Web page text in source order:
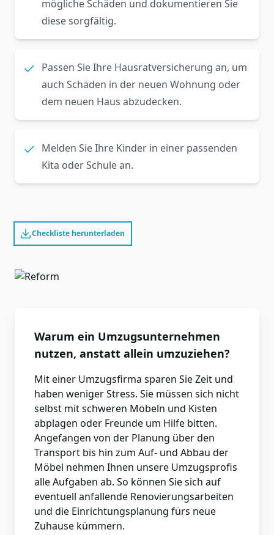
mögliche Schäden und dokumentieren Sie
diese sorgfältig.
Passen Sie Ihre Hausratversicherung an, um
auch Schäden in der neuen Wohnung oder
dem neuen Haus abzudecken.
Melden Sie Ihre Kinder in einer passenden
Kita oder Schule an.
Checkliste herunterladen
Warum ein Umzugsunternehmen
nutzen, anstatt allein umzuziehen?
Mit einer Umzugsfirma sparen Sie Zeit und
haben weniger Stress. Sie müssen sich nicht
selbst mit schweren Möbeln und Kisten
abplagen oder Freunde um Hilfe bitten.
Angefangen von der Planung über den
Transport bis hin zum Auf- und Abbau der
Möbel nehmen Ihnen unsere Umzugsprofis
alle Aufgaben ab. So können Sie sich auf
eventuell anfallende Renovierungsarbeiten
und die Einrichtungsplanung fürs neue
Zuhause kümmern.